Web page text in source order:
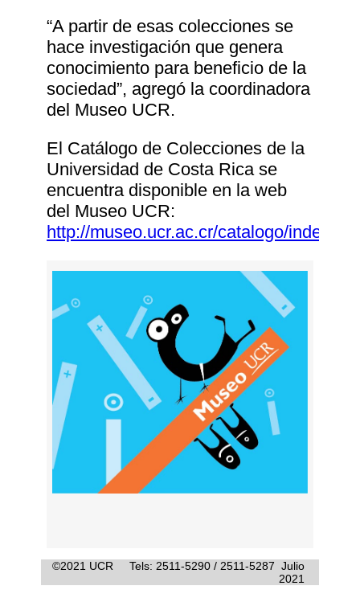
“A partir de esas colecciones se
hace investigación que genera
conocimiento para beneficio de la
sociedad”, agregó la coordinadora
del Museo UCR.
El Catálogo de Colecciones de la
Universidad de Costa Rica se
encuentra disponible en la web
del Museo UCR:
http://museo.ucr.ac.cr/catalogo/index
©2021 UCR Tels: 2511-5290 / 2511-5287 Julio
2021